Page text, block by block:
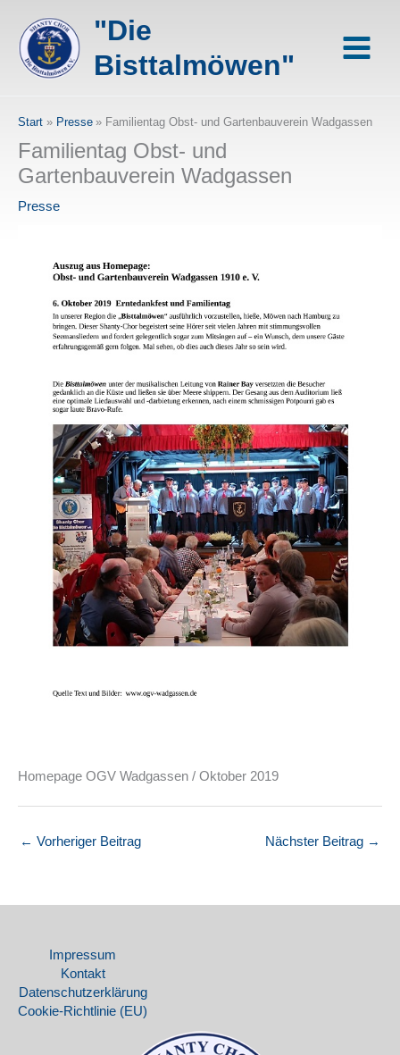
Inhalt
springen
"Die
Bisttalmöwen"
Start Presse Familientag Obst- und Gartenbauverein Wadgassen
Familientag Obst- und
Gartenbauverein Wadgassen
Presse
Homepage OGV Wadgassen / Oktober 2019
← Vorheriger Beitrag Nächster Beitrag →
Impressum
Kontakt
Datenschutz­erklärung
Cookie-Richtlinie (EU)